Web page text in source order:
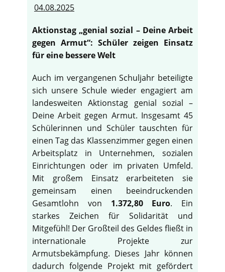
04.08.2025
Aktionstag „genial sozial – Deine Arbeit
gegen Armut“: Schüler zeigen Einsatz
für eine bessere Welt
Auch im vergangenen Schuljahr beteiligte
sich unsere Schule wieder engagiert am
landesweiten Aktionstag genial sozial –
Deine Arbeit gegen Armut. Insgesamt 45
Schülerinnen und Schüler tauschten für
einen Tag das Klassenzimmer gegen einen
Arbeitsplatz in Unternehmen, sozialen
Einrichtungen oder im privaten Umfeld.
Mit großem Einsatz erarbeiteten sie
gemeinsam einen beeindruckenden
Gesamtlohn von 1.372,80 Euro. Ein
starkes Zeichen für Solidarität und
Mitgefühl! Der Großteil des Geldes fließt in
internationale Projekte zur
Armutsbekämpfung. Dieses Jahr können
dadurch folgende Projekt mit gefördert